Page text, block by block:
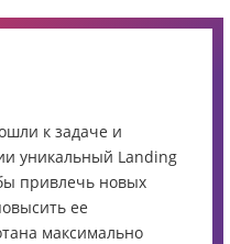
к задаче и
уникальный Landing
привлечь новых
ее
максимально